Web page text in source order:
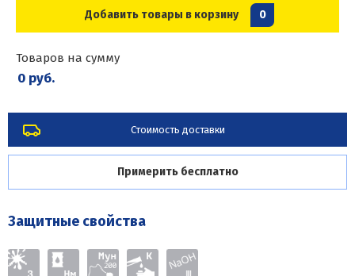
Добавить товары в корзину 0
Товаров на сумму
0 руб.
Стоимость доставки
Примерить бесплатно
Защитные свойства